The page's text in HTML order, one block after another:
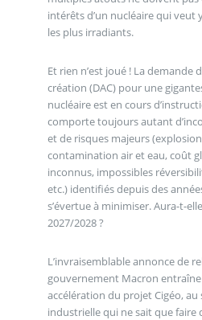
intérêts d’un nucléaire qui veut
les plus irradiants.
Et rien n’est joué ! La demande
création (DAC) pour une
nucléaire est en cours
comporte toujours autant
et de risques majeurs
contamination air et eau, coût
inconnus, impossibles
etc.) identifiés depuis des
s’évertue à minimiser. Aura-t-
2027/2028 ?
L’invraisemblable annonce de
gouvernement Macron
accélération du projet Cigéo, au
industrielle qui ne sait que faire